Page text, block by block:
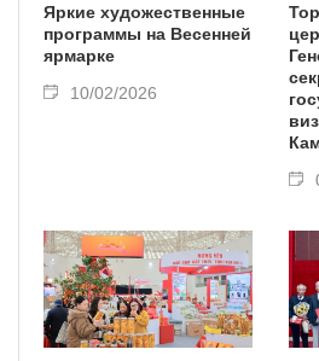
Яркие художественные
программы на Весенней
ярмарке
10/02/2026